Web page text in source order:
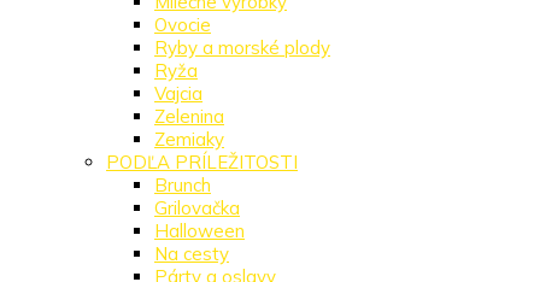
Ovocie
Ryby a morské plody
Ryža
Vajcia
Zelenina
Zemiaky
PODĽA PRÍLEŽITOSTI
Brunch
Grilovačka
Halloween
Na cesty
Párty a oslavy